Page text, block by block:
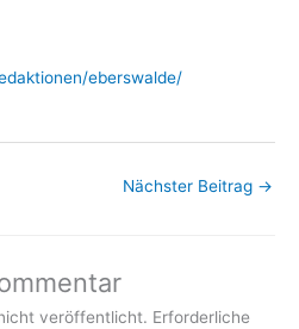
eberswalde/
Nächster Beitrag →
veröffentlicht. Erforderliche